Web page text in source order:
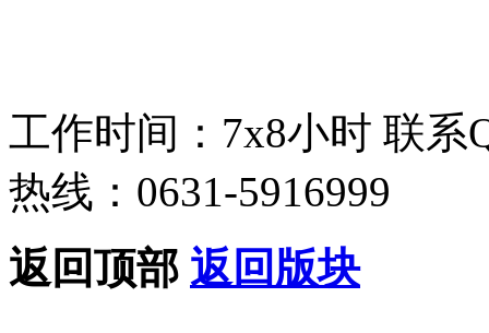
工作时间：7x8小时 联系
热线：0631-5916999
返回顶部 返回版块